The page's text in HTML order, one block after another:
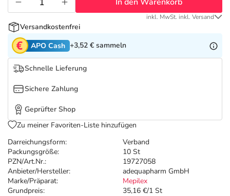
Tierapotheke
Vitamine & Mineralstoffe
Marken
Salus Deals
Darreichungsform:
Verband
Packungsgröße:
10 St
PZN/Art.Nr.:
19727058
Anbieter/Hersteller:
adequapharm GmbH
Marke/Präparat:
Mepilex
Grundpreis:
35,16 €/1 St
inkl. MwSt. inkl. Versand
Versandkostenfrei
APO Cash +3,52 € sammeln
Schnelle Lieferung
Sichere Zahlung
Geprüfter Shop
Zu meiner Favoriten-Liste hinzufügen